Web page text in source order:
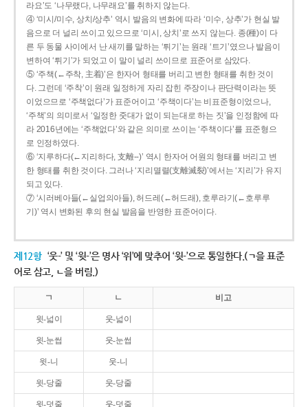
라요’도 ‘나무랬다, 나무래요’를 취하지 않는다.
④ ‘미시/미수, 상치/상추’ 역시 발음의 변화에 따라 ‘미수, 상추’가 현실 발
음으로 더 널리 쓰이고 있으므로 ‘미시, 상치’로 쓰지 않는다. 종(種)이 다
른 두 동물 사이에서 난 새끼를 말하는 ‘튀기’는 원래 ‘트기’였으나 발음이
변하여 ‘튀기’가 되었고 이 말이 널리 쓰이므로 표준어로 삼았다.
⑤ ‘주책(←주착, 主着)’은 한자어 형태를 버리고 변한 형태를 취한 것이
다. 그런데 ‘주착’이 원래 일정하게 자리 잡힌 주장이나 판단력이라는 뜻
이었으므로 ‘주책없다’가 표준어이고 ‘주책이다’는 비표준형이었으나,
‘주책’의 의미로서 ‘일정한 줏대가 없이 되는대로 하는 짓’을 인정함에 따
라 2016년에는 ‘주책없다’와 같은 의미로 쓰이는 ‘주책이다’를 표준형으
로 인정하였다.
⑥ ‘지루하다(←지리하다, 支離--)’ 역시 한자어 어원의 형태를 버리고 변
한 형태를 취한 것이다. 그러나 ‘지리멸렬(支離滅裂)’에서는 ‘지리’가 유지
되고 있다.
⑦ ‘시러베아들(←실업의아들), 허드레(←허드래), 호루라기(←호루루
기)’ 역시 변화된 후의 현실 발음을 반영한 표준어이다.
제12항 ‘웃-’ 및 ‘윗-’은 명사 ‘위’에 맞추어 ‘윗-’으로 통일한다.(ㄱ을 표준
어로 삼고, ㄴ을 버림.)
ㄱ ㄴ 비고
윗-넓이 웃-넓이
윗-눈썹 웃-눈썹
윗-니 웃-니
윗-당줄 웃-당줄
윗-덧줄 웃-덧줄